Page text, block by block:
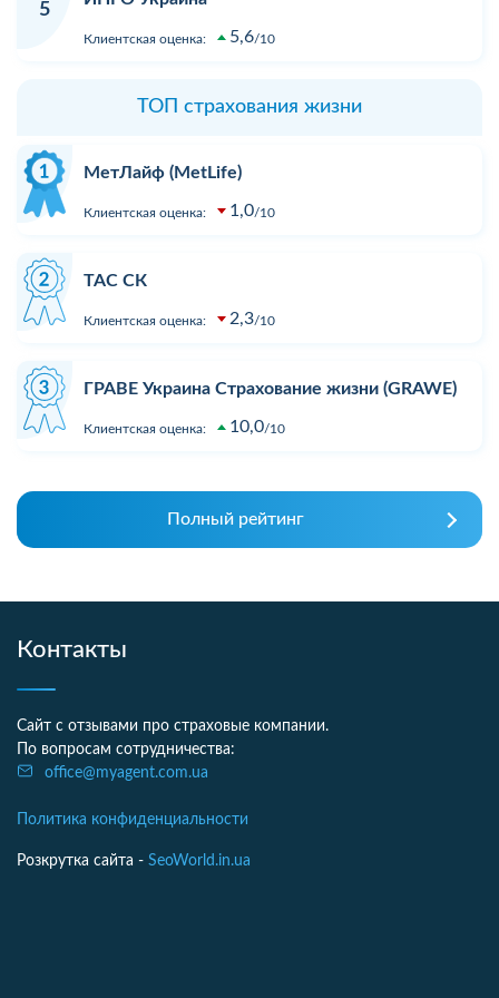
5
Клиентская оценка: 5,6 10
ТОП страхования жизни
МетЛайф (MetLife)
Клиентская оценка: 1,0 10
ТАС СК
Клиентская оценка: 2,3 10
ГРАВЕ Украина Страхование жизни (GRAWE)
Клиентская оценка: 10,0 10
Полный рейтинг
Контакты
Сайт с отзывами про страховые компании.
По вопросам сотрудничества:
office@myagent.com.ua
Политика конфиденциальности
Розкрутка сайта - SeoWorld.in.ua